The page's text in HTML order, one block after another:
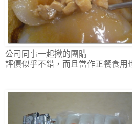
公司同事一起揪的團購
評價似乎不錯，而且當作正餐食用